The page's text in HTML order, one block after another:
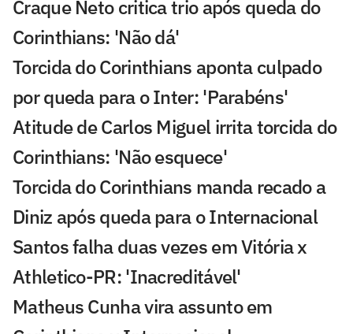
Craque Neto critica trio após queda do
Corinthians: 'Não dá'
Torcida do Corinthians aponta culpado
por queda para o Inter: 'Parabéns'
Atitude de Carlos Miguel irrita torcida do
Corinthians: 'Não esquece'
Torcida do Corinthians manda recado a
Diniz após queda para o Internacional
Santos falha duas vezes em Vitória x
Athletico-PR: 'Inacreditável'
Matheus Cunha vira assunto em